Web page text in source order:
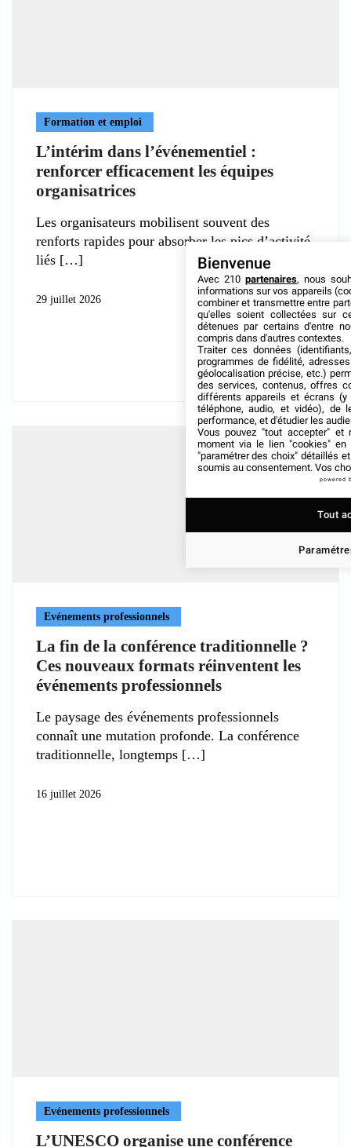
Formation et emploi
L’intérim dans l’événementiel :
renforcer efficacement les équipes
organisatrices
Les organisateurs mobilisent souvent des
renforts rapides pour absorber les pics d’activité
liés
29 juillet 2026
Evénements professionnels
La fin de la conférence traditionnelle ?
Ces nouveaux formats réinventent les
événements professionnels
Le paysage des événements professionnels
connaît une mutation profonde. La conférence
traditionnelle, longtemps
16 juillet 2026
Evénements professionnels
L’UNESCO organise une conférence
Bienvenue
Avec 210 partenaires, nous
informations sur vos appareils
combiner et transmettre entre
qu'elles soient collectées sur
détenues par certains d'entre
compris dans d'autres contextes.
Traiter ces données
programmes de fidélité,
géolocalisation précise, etc.)
des services, contenus, offres
différents appareils et écrans (y
téléphone, audio, et vidéo), de
performance, et d'étudier les
Vous pouvez "tout accepter" et
moment via le lien "cookies" en
"paramétrer des choix" détaillés
soumis au consentement. Vos
powered
Tout